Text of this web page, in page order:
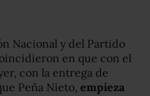
Nacional y del Partido
en que con el
con la entrega de
Peña Nieto, empieza